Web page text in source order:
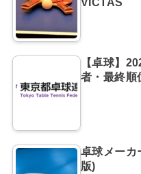
【卓球】
者・最終順
卓球メーカ
版)